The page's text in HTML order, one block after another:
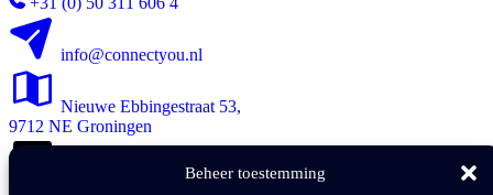
Beheer toestemming
info@connectyou.nl
Nieuwe Ebbingestraat 53,
9712 NE Groningen